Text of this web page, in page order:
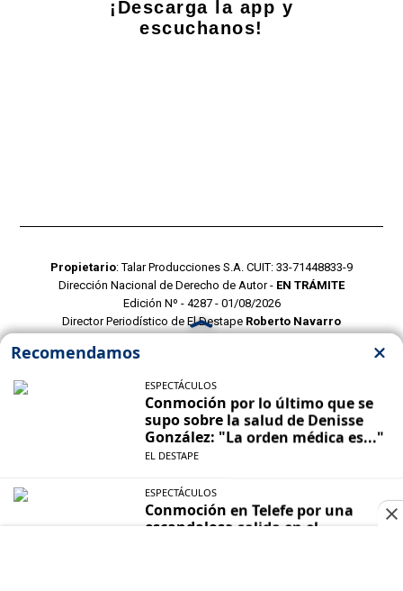
¡Descarga la app y
escuchanos!
Propietario: Talar Producciones S.A. CUIT: 33-71448833-9
Dirección Nacional de Derecho de Autor - EN TRÁMITE
Edición Nº - 4287 - 01/08/2026
Director Periodístico de El Destape Roberto Navarro
POLITICAS DE PRIVACIDAD
CONTACTO COMERCIAL
CONTACTO EDITORIAL
Mustang Cloud- CMS para portales de noticias